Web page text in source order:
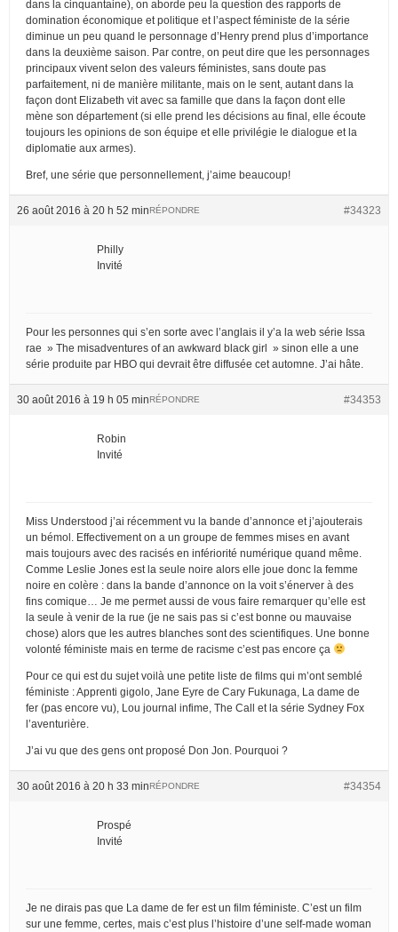
dans la cinquantaine), on aborde peu la question des rapports de
domination économique et politique et l’aspect féministe de la série
diminue un peu quand le personnage d’Henry prend plus d’importance
dans la deuxième saison. Par contre, on peut dire que les personnages
principaux vivent selon des valeurs féministes, sans doute pas
parfaitement, ni de manière militante, mais on le sent, autant dans la
façon dont Elizabeth vit avec sa famille que dans la façon dont elle
mène son département (si elle prend les décisions au final, elle écoute
toujours les opinions de son équipe et elle privilégie le dialogue et la
diplomatie aux armes).
Bref, une série que personnellement, j’aime beaucoup!
26 août 2016 à 20 h 52 min #34323
RÉPONDRE
Philly
Invité
Pour les personnes qui s’en sorte avec l’anglais il y’a la web série Issa
rae » The misadventures of an awkward black girl » sinon elle a une
série produite par HBO qui devrait être diffusée cet automne. J’ai hâte.
30 août 2016 à 19 h 05 min #34353
RÉPONDRE
Robin
Invité
Miss Understood j’ai récemment vu la bande d’annonce et j’ajouterais
un bémol. Effectivement on a un groupe de femmes mises en avant
mais toujours avec des racisés en infériorité numérique quand même.
Comme Leslie Jones est la seule noire alors elle joue donc la femme
noire en colère : dans la bande d’annonce on la voit s’énerver à des
fins comique… Je me permet aussi de vous faire remarquer qu’elle est
la seule à venir de la rue (je ne sais pas si c’est bonne ou mauvaise
chose) alors que les autres blanches sont des scientifiques. Une bonne
volonté féministe mais en terme de racisme c’est pas encore ça
Pour ce qui est du sujet voilà une petite liste de films qui m’ont semblé
féministe : Apprenti gigolo, Jane Eyre de Cary Fukunaga, La dame de
fer (pas encore vu), Lou journal infime, The Call et la série Sydney Fox
l’aventurière.
J’ai vu que des gens ont proposé Don Jon. Pourquoi ?
30 août 2016 à 20 h 33 min #34354
RÉPONDRE
Prospé
Invité
Je ne dirais pas que La dame de fer est un film féministe. C’est un film
sur une femme, certes, mais c’est plus l’histoire d’une self-made woman